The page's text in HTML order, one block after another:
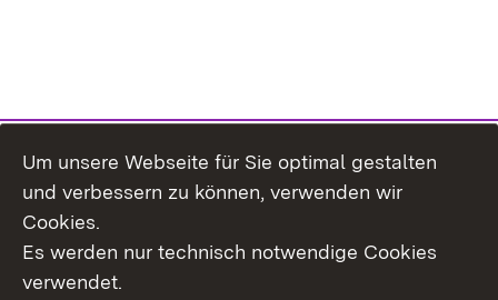
Themenübersicht
Um unsere Webseite für Sie optimal gestalten
und verbessern zu können, verwenden wir
Cookies.
Es werden nur technisch notwendige Cookies
verwendet.